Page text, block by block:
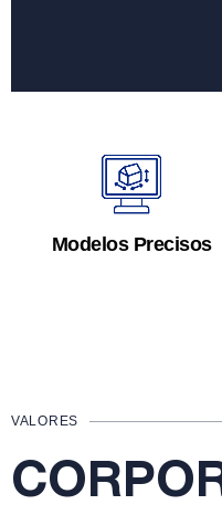
Modelos Precisos
VALORES